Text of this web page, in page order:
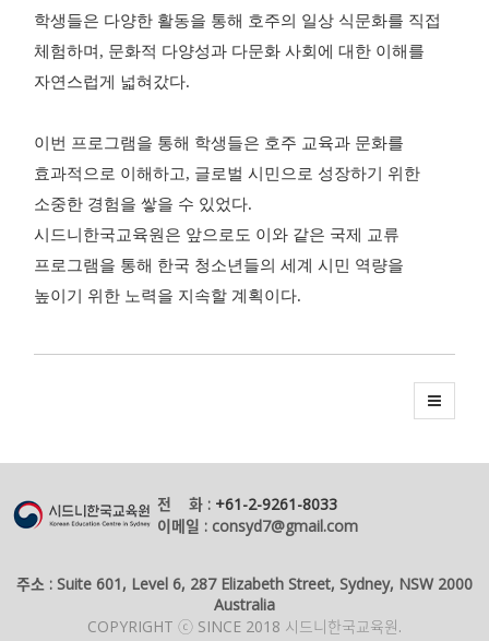
학생들은 다양한 활동을 통해 호주의 일상 식문화를 직접
체험하며, 문화적 다양성과 다문화 사회에 대한 이해를
자연스럽게 넓혀갔다.
이번 프로그램을 통해 학생들은 호주 교육과 문화를
효과적으로 이해하고, 글로벌 시민으로 성장하기 위한
소중한 경험을 쌓을 수 있었다.
시드니한국교육원은 앞으로도 이와 같은 국제 교류
프로그램을 통해 한국 청소년들의 세계 시민 역량을
높이기 위한 노력을 지속할 계획이다.
전 화 : +61-2-9261-8033
이메일 : consyd7@gmail.com
주소 : Suite 601, Level 6, 287 Elizabeth Street, Sydney, NSW 2000
Australia
COPYRIGHT ⓒ SINCE 2018 시드니한국교육원.